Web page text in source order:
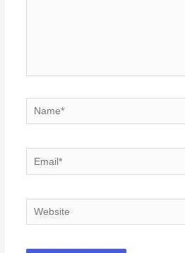
Name*
Email*
Website